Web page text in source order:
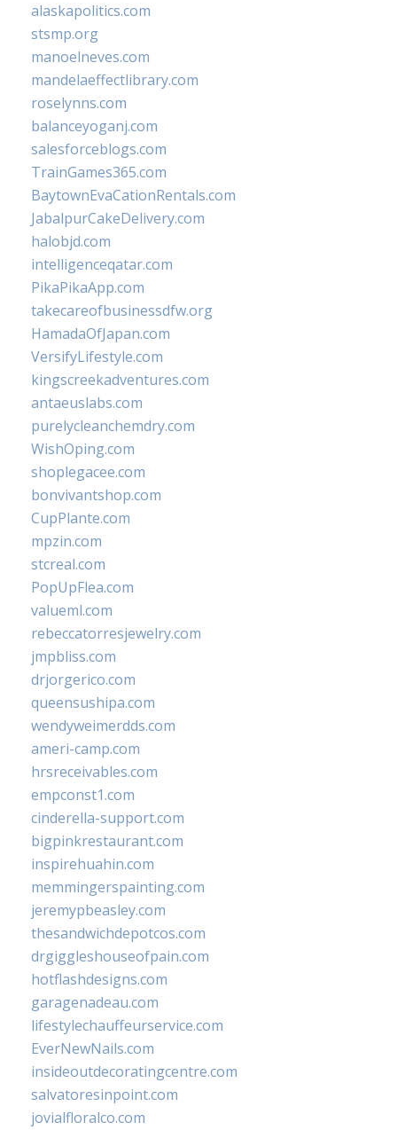
alaskapolitics.com
stsmp.org
manoelneves.com
mandelaeffectlibrary.com
roselynns.com
balanceyoganj.com
salesforceblogs.com
TrainGames365.com
BaytownEvaCationRentals.com
JabalpurCakeDelivery.com
halobjd.com
intelligenceqatar.com
PikaPikaApp.com
takecareofbusinessdfw.org
HamadaOfJapan.com
VersifyLifestyle.com
kingscreekadventures.com
antaeuslabs.com
purelycleanchemdry.com
WishOping.com
shoplegacee.com
bonvivantshop.com
CupPlante.com
mpzin.com
stcreal.com
PopUpFlea.com
valueml.com
rebeccatorresjewelry.com
jmpbliss.com
drjorgerico.com
queensushipa.com
wendyweimerdds.com
ameri-camp.com
hrsreceivables.com
empconst1.com
cinderella-support.com
bigpinkrestaurant.com
inspirehuahin.com
memmingerspainting.com
jeremypbeasley.com
thesandwichdepotcos.com
drgiggleshouseofpain.com
hotflashdesigns.com
garagenadeau.com
lifestylechauffeurservice.com
EverNewNails.com
insideoutdecoratingcentre.com
salvatoresinpoint.com
jovialfloralco.com